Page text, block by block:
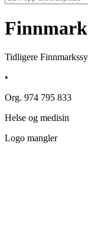
Tidligere
•
Org. 974 795 833
Helse og medisin
Logo mangler